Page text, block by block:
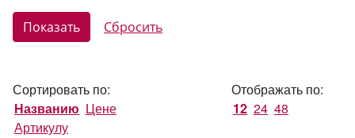
Сортировать по:
Названию Цене
Артикулу
Отображать по:
12 24 48